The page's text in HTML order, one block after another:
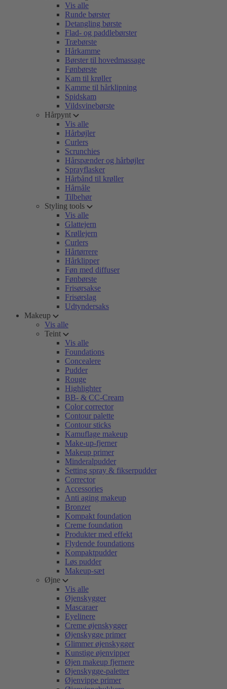
Vis alle
Runde børster
Detangling børste
Flad- og paddlebørster
Træbørste
Hårkamme
Børster til hovedmassage
Fønbørste
Kam til krøller
Kamme til hårklipning
Spidskam
Vildsvinebørste
Hårpynt
Vis alle
Hårbøjler
Curlers
Scrunchies
Hårspænder og hårbøjler
Sprayflasker
Hårbånd til krøller
Hårnåle
Tilbehør
Styling tools
Vis alle
Glattejern
Krøllejern
Curlers
Hårtørrere
Hårklipper
Føn med diffuser
Fønbørste
Frisørsakse
Frisørslag
Udtyndersaks
Makeup
Vis alle
Teint
Vis alle
Foundations
Concealere
Pudder
Rouge
Highlighter
BB- & CC-Cream
Color corrector
Contour palette
Contour sticks
Kamuflage makeup
Make-up-fjerner
Makeup primer
Minderalpudder
Setting spray & fikserpudder
Corrector
Accessories
Anti aging makeup
Bronzer
Kompakt foundation
Creme foundation
Produkter med effekt
Flydende foundations
Kompaktpudder
Løs pudder
Makeup-sæt
Øjne
Vis alle
Øjenskygger
Mascaraer
Eyelinere
Creme øjenskygger
Øjenskygge primer
Glimmer øjenskygger
Kunstige øjenvipper
Øjen makeup fjernere
Øjenskygge-paletter
Øjenvippe primer